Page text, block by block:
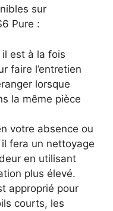
sur
Pure :
il est à la fois
faire l’entretien
lorsque
la même pièce
votre absence ou
fera un nettoyage
en utilisant
plus élevé.
approprié pour
courts, les